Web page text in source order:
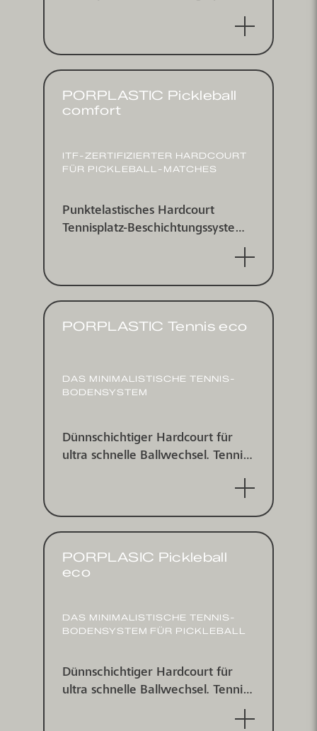
punktelastisch nach DIN V 18032-
PORPLASTIC Pickleball
comfort
ITF-ZERTI­FIZIERTER HARDCOURT
FÜR PICKLEBALL-MATCHES
Punkt­elastisches Hardcourt
Tennis­platz-Be­schichtungs­system
punktelastisch nach DIN V 18032-
2 und EN 14904, ITF zertifiziert
PORPLASTIC Tennis eco
DAS MINI­MALIS­TISCHE TENNIS­
BODEN­SYSTEM
Dünn­schichtiger Hard­court für
ultra schnelle Ball­wechsel. Tennis­
PORPLASIC Pickleball
eco
DAS MINI­MALIS­TISCHE TENNIS­
BODEN­SYSTEM FÜR PICKLEBALL
Dünn­schichtiger Hard­court für
ultra schnelle Ball­wechsel. Tennis­